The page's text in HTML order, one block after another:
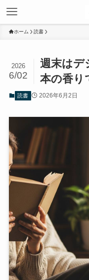
ホーム 読書
週末はデ
本の香り
2026
6/02
読書 2026年6月2日